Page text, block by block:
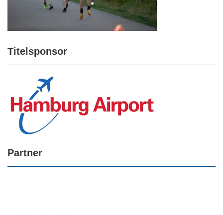
Titelsponsor
Partner